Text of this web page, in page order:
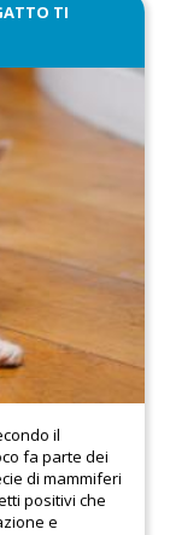
TI
il
fa parte dei
di mammiferi
positivi che
e